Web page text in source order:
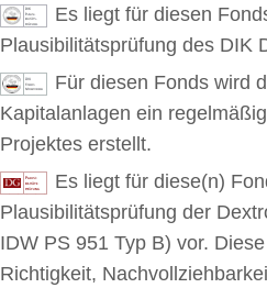
Es liegt für diesen
Plausibilitätsprüfung des DIK
Für diesen Fonds wird
Kapitalanlagen ein
Projektes erstellt.
Es liegt für diese(n)
Plausibilitätsprüfung der
IDW PS 951 Typ B) vor.
Richtigkeit,